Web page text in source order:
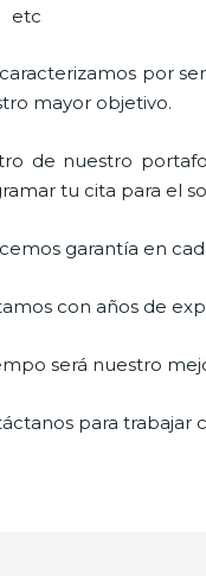
etc
por
mayor objetivo.
de nuestro
tu cita para el
garantía en
con años de
será nuestro
para trabajar